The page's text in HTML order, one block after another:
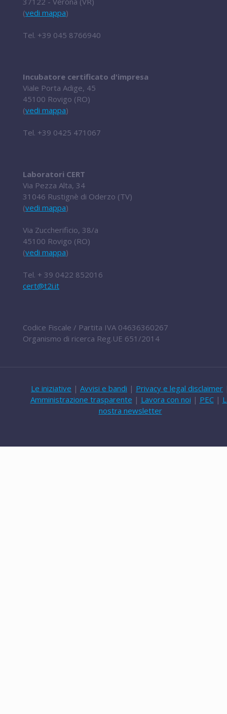
(vedi mappa)
Tel. +39 045 8766940
Incubatore certificato d'impresa
Viale Porta Adige, 45
45100 Rovigo (RO)
(vedi mappa)
Tel. +39 0425 471067
Laboratori CERT
Via Pezza Alta, 34
31046 Rustignè di Oderzo (TV)
(vedi mappa)
Via Zuccherificio, 38/a
45100 Rovigo (RO)
(vedi mappa)
Tel. + 39 0422 852016
cert@t2i.it
Codice Fiscale / Partita IVA 04636360267
Organismo di ricerca Reg.UE 651/2014
Le iniziative | Avvisi e bandi | Privacy e legal disclaimer
Amministrazione trasparente | Lavora con noi | PEC|
nostra newsletter